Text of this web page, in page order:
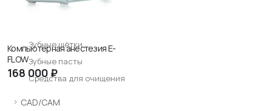
Эндодонтия и лечение
Зубные щётки
Зубные пасты
Средства для очищения
CAD/CAM
Компьютерная анестезия E-
FLOW
168 000 ₽